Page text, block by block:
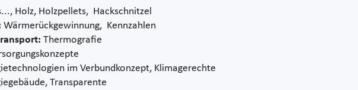
Holz, Holzpellets, Hackschnitzel
Wärmerückgewinnung, Kennzahlen
Thermografie
im Verbundkonzept, Klimagerechte
Transparente